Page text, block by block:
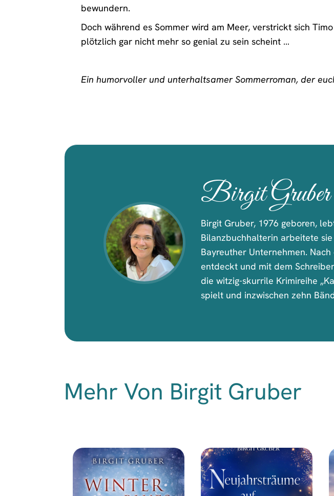
bewundern.
Doch während es Sommer wird am Meer, verstrickt sich
plötzlich gar nicht mehr so genial zu sein scheint …
Ein humorvoller und unterhaltsamer Sommerroman, der
Birgit Gruber
Birgit Gruber, 1976 geboren,
Bilanzbuchhalterin arbeitete
Bayreuther Unternehmen.
entdeckt und mit dem
die witzig-skurrile Krimireihe
spielt und inzwischen zehn
Mehr Von Birgit Gruber